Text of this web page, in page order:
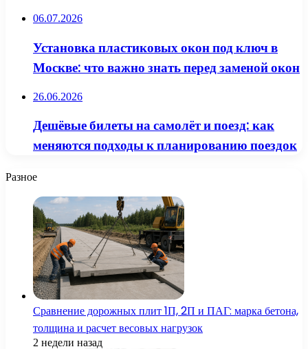
06.07.2026
Установка пластиковых окон под ключ в
Москве: что важно знать перед заменой окон
26.06.2026
Дешёвые билеты на самолёт и поезд: как
меняются подходы к планированию поездок
Разное
Сравнение дорожных плит 1П, 2П и ПАГ: марка бетона,
толщина и расчет весовых нагрузок
2 недели назад